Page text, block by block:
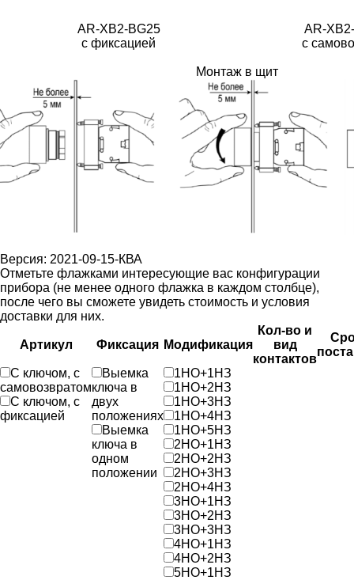
AR-XB2-BG25
с фиксацией
AR-
с
Монтаж в щит
Версия: 2021-09-15-КВА
Отметьте флажками интересующие вас конфигурации
прибора (не менее одного флажка в каждом столбце),
после чего вы сможете увидеть стоимость и условия
доставки для них.
Артикул Фиксация Модификация
Кол-во и
вид
контактов
С ключом, с
самовозвратом
С ключом, с
фиксацией
Выемка
ключа в
двух
положениях
Выемка
ключа в
одном
положении
1НО+1НЗ
1НО+2НЗ
1НО+3НЗ
1НО+4НЗ
1НО+5НЗ
2НО+1НЗ
2НО+2НЗ
2НО+3НЗ
2НО+4НЗ
3НО+1НЗ
3НО+2НЗ
3НО+3НЗ
4НО+1НЗ
4НО+2НЗ
5НО+1НЗ